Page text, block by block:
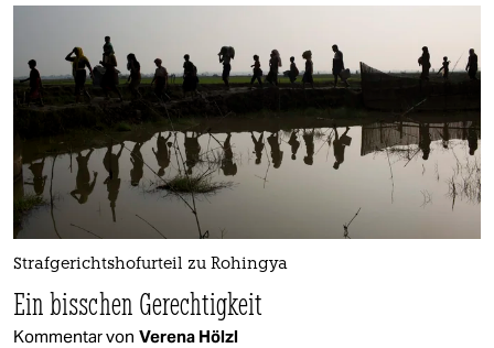
Strafgerichtshofurteil zu Rohingya
Ein bisschen Gerechtigkeit
Kommentar von Verena Hölzl